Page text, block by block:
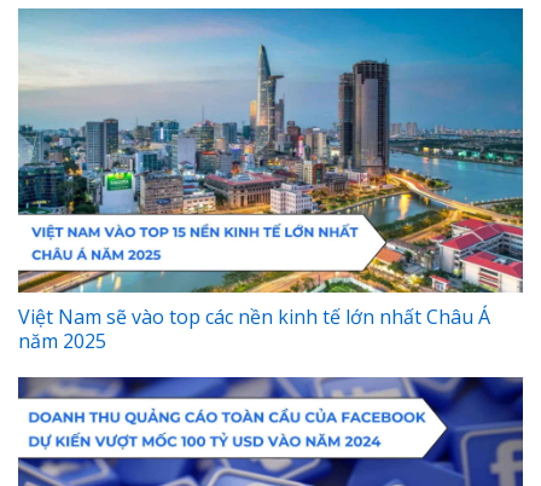
Việt Nam sẽ vào top các nền kinh tế lớn nhất Châu Á
năm 2025